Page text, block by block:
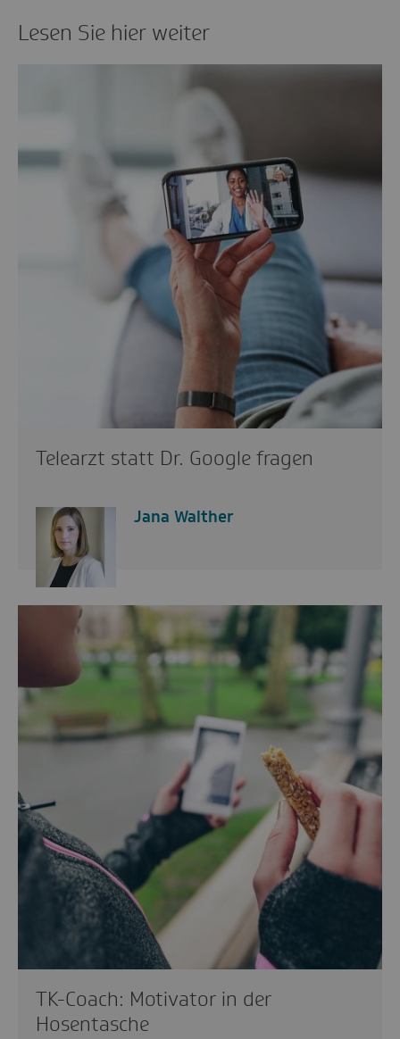
Lesen Sie hier weiter
Telearzt statt Dr. Google fragen
Jana Walther
TK-Coach: Motivator in der
Hosentasche